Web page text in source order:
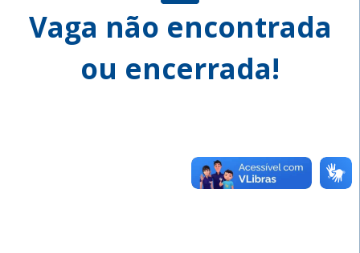
Vaga não encontrada
ou encerrada!